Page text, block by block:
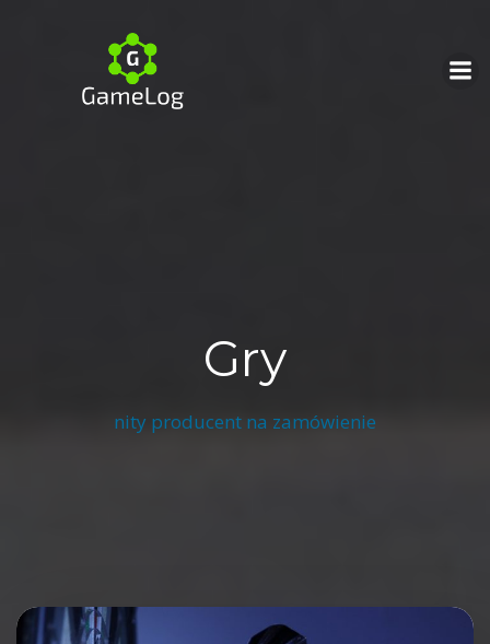
Gry
nity producent na zamówienie